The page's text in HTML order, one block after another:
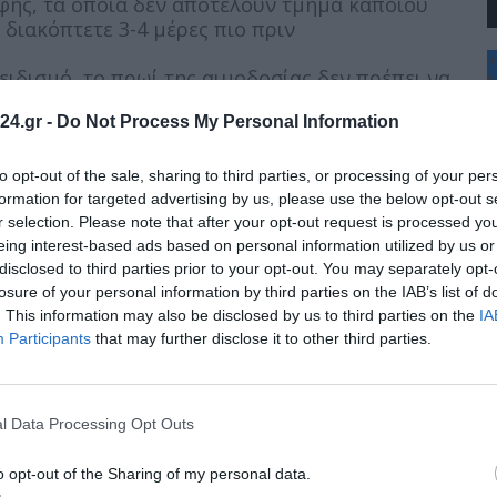
- Do Not Process My Personal Information
opt-out of the sale, sharing to third parties, or processing of your
for targeted advertising by us, please use the below opt-out
selection. Please note that after your opt-out request is processed
interest-based ads based on personal information utilized by us
to third parties prior to your opt-out. You may separately
of your personal information by third parties on the IAB’s list of
This information may also be disclosed by us to third parties on the
Participants that may further disclose it to other third parties.
Data Processing Opt Outs
opt-out of the Sharing of my personal data.
3-4 μέρες πιο πριν
το πρωί της αιμοδοσίας δεν πρέπει να
αφού αιμοδοτήσετε
ένα εικοσιτετράωρο από την κατανάλωση
βράδυ
πριν την αιμοδοσία
υγρά, τόσο πριν όσο και μετά την
να αιμοδοτούμε
του νοσοκομείου «Άγιος
+
°